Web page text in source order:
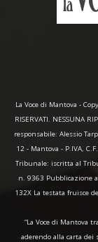
La Voce di Mantova -
RISERVATI. NESSUNA
responsabile: Alessio
12 - Mantova - P.IVA,
Tribunale: iscritta al
n. 9363 Pubblicazione
132X La testata fruisce
“La Voce di Mantova
aderendo alla carta dei